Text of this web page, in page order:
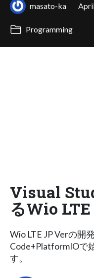
masato-ka
Programming
Visual
るWio LTE
Wio LTE JP Verの開
Code+PlatformIOで
す。